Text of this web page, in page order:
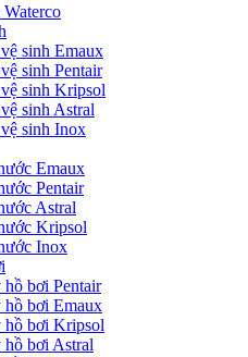
sinh Emaux
sinh Pentair
sinh Kripsol
sinh Astral
sinh Inox
Emaux
Pentair
Astral
Kripsol
Inox
hồ bơi Pentair
hồ bơi Emaux
hồ bơi Kripsol
hồ bơi Astral